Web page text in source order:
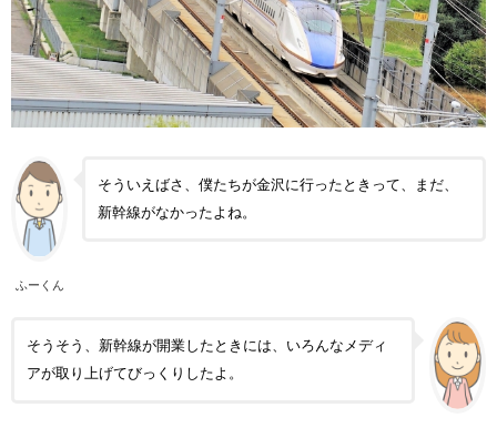
ふーくん
そういえばさ、僕たちが金沢に行ったときって、まだ、
新幹線がなかったよね。
そうそう、新幹線が開業したときには、いろんなメディ
アが取り上げてびっくりしたよ。